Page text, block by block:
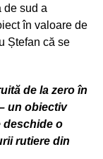
și s-a
și fructe
de sud a
în valoare de
Ștefan că se
de la zero în
un obiectiv
deschide o
rutiere din